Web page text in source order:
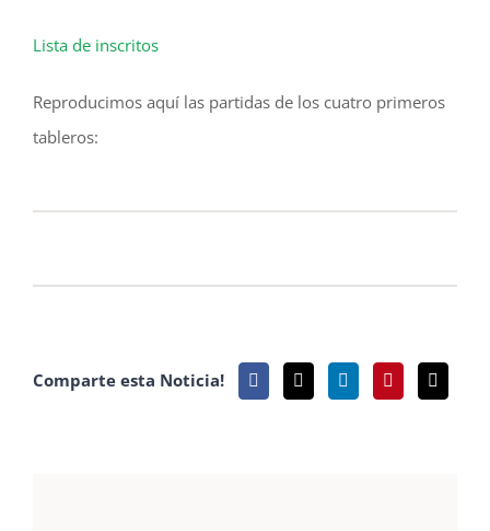
Lista de inscritos
Reproducimos aquí las partidas de los cuatro primeros
tableros:
Comparte esta Noticia!